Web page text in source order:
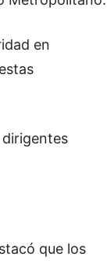
en
dirigentes
que los